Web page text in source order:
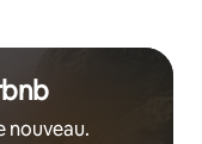
nouveau.